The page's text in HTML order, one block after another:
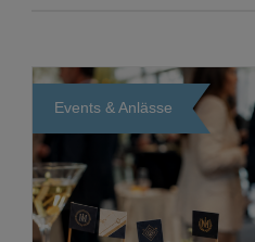
Events & Anlässe